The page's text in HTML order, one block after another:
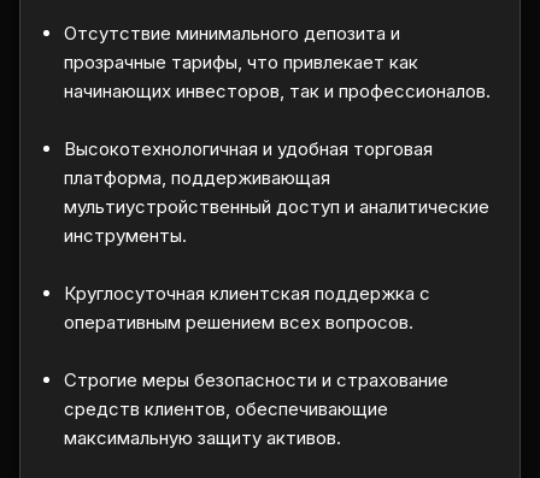
Отсутствие минимального депозита и
прозрачные тарифы, что привлекает как
начинающих инвесторов, так и профессионалов.
Высокотехнологичная и удобная торговая
платформа, поддерживающая
мультиустройственный доступ и аналитические
инструменты.
Круглосуточная клиентская поддержка с
оперативным решением всех вопросов.
Строгие меры безопасности и страхование
средств клиентов, обеспечивающие
максимальную защиту активов.